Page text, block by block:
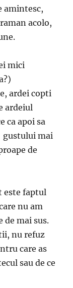
amintesc,
acolo,
mici
ardei copti
ardeiul
ca apoi sa
gustului mai
de
este faptul
nu am
de mai sus.
nu refuz
care as
sau de ce